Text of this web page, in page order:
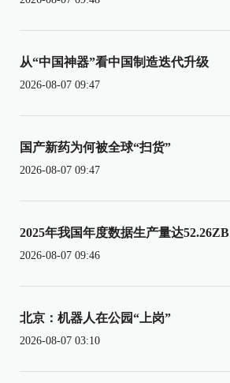
从“中国神器”看中国制造迭代升级
2026-08-07 09:47
国产新药为何被全球“扫货”
2026-08-07 09:47
2025年我国年度数据生产量达52.26ZB
2026-08-07 09:46
北京：机器人在公园“上岗”
2026-08-07 03:10